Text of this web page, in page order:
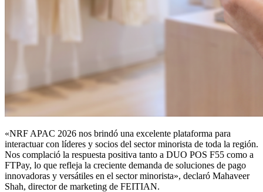
«NRF APAC 2026 nos brindó una excelente plataforma para
interactuar con líderes y socios del sector minorista de toda la región.
Nos complació la respuesta positiva tanto a DUO POS F55 como a
FTPay, lo que refleja la creciente demanda de soluciones de pago
innovadoras y versátiles en el sector minorista», declaró Mahaveer
Shah, director de marketing de FEITIAN.